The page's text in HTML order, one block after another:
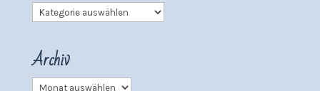
Kategorien
Archiv
Archiv